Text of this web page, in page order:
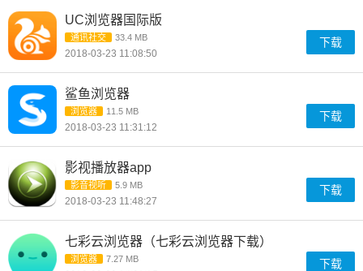
UC浏览器国际版
通讯社交 33.4 MB
2018-03-23 11:08:50
下载
鲨鱼浏览器
浏览器 11.5 MB
2018-03-23 11:31:12
下载
影视播放器app
影音视听 5.9 MB
2018-03-23 11:48:27
下载
七彩云浏览器（七彩云浏览器下载）
浏览器 7.27 MB 下载